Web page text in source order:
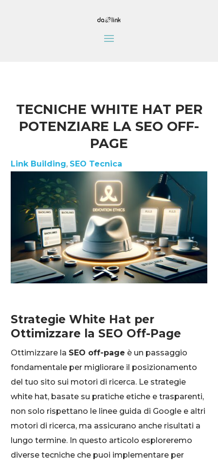
TECNICHE WHITE HAT PER
POTENZIARE LA SEO OFF-
PAGE
Link Building, SEO Tecnica
Strategie White Hat per
Ottimizzare la SEO Off-Page
Ottimizzare la SEO off-page è un passaggio
fondamentale per migliorare il posizionamento
del tuo sito sui motori di ricerca. Le strategie
white hat, basate su pratiche etiche e trasparenti,
non solo rispettano le linee guida di Google e altri
motori di ricerca, ma assicurano anche risultati a
lungo termine. In questo articolo esploreremo
diverse tecniche che puoi implementare per